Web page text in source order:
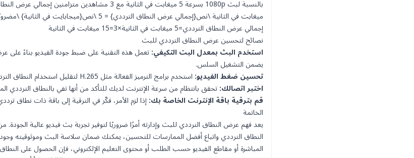
إجمالي عرض النطاق الترددي=5 ميغابت في الثانية×3=15 ميغابت في الثانية
نصائح لتحسين عرض النطاق الترددي للبث
استخدم البث بمعدل البت التكيفي:تعمل هذه التقنية على ضبط جودة الفيديو بناءً على
يضمن التشغيل السلس.
تحسين ضغط الفيديو: استخدم برامج الترميز الفعالة مثل H.265 لتقليل استخدام النطاق الترددي دون التضحية بالجودة.
اختبر اتصالك:تحقق بانتظام من سرعة الإنترنت لديك للتأكد من أنها تفي بالنطاق الترددي
قم بترقية باقة الإنترنت الخاصة بك:إذا لزم الأمر، فكّر في الترقية إلى باقة ذات نطاق
الخاتمة
يعد فهم عرض النطاق الترددي للبث وإدارته أمرًا ضروريًا لتوفير تجربة بث فيديو عالية
النطاق الترددي واتباع أفضل الممارسات للتحسين، يمكنك ضمان سلاسة البث وموثوقيته
المباشرة أو مقاطع الفيديو حسب الطلب أو محتوى التعليم الإلكتروني، فإن الحصول على